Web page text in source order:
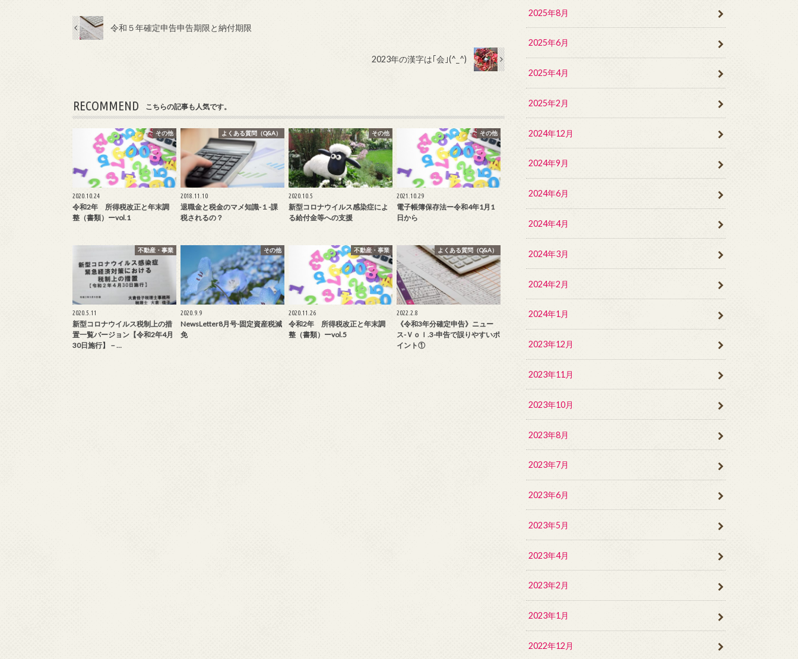
令和５年確定申告申告期限と納付期限
2023年の漢字は｢会｣(^_^)
RECOMMEND こちらの記事も人気です。
その他
2020.10.24
令和2年 所得税改正と年末調
整（書類）ーvol.1
よくある質問（Q&A）
2018.11.10
退職金と税金のマメ知識-１-課
税されるの？
その他
2020.10.5
新型コロナウイルス感染症によ
る給付金等への支援
その他
2021.10.29
電子帳簿保存法ー令和4年1月1
日から
不動産・事業
2020.5.11
新型コロナウイルス税制上の措
置一覧バージョン【令和2年4月
30日施行】－…
その他
2020.9.9
NewsLetter8月号-固定資産税減
免
不動産・事業
2020.11.26
令和2年 所得税改正と年末調
整（書類）ーvol.5
よくある質問（Q&A）
2022.2.8
《令和3年分確定申告》ニュー
ス-Ｖｏｌ.3-申告で誤りやすいポ
イント①
2025年8月
2025年6月
2025年4月
2025年2月
2024年12月
2024年9月
2024年6月
2024年4月
2024年3月
2024年2月
2024年1月
2023年12月
2023年11月
2023年10月
2023年8月
2023年7月
2023年6月
2023年5月
2023年4月
2023年2月
2023年1月
2022年12月